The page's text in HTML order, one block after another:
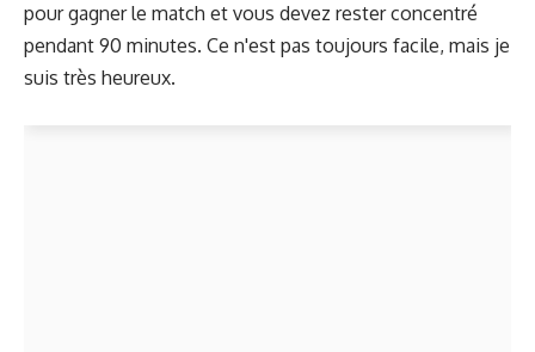
pour gagner le match et vous devez rester concentré
pendant 90 minutes. Ce n'est pas toujours facile, mais je
suis très heureux.